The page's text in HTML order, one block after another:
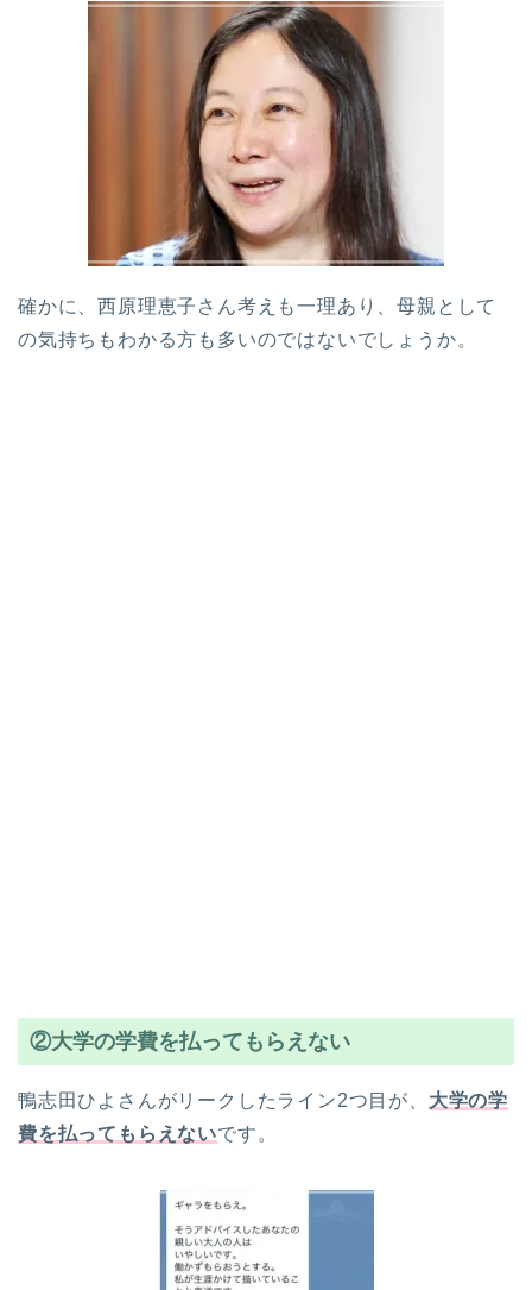
確かに、西原理恵子さん考えも一理あり、母親として
の気持ちもわかる方も多いのではないでしょうか。
②大学の学費を払ってもらえない
鴨志田ひよさんがリークしたライン2つ目が、 大学の学
費を払ってもらえないです。